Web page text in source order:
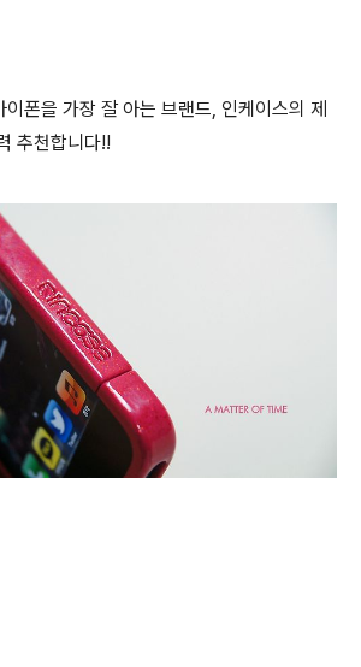
폰을 가장 잘 아는 브랜드, 인케이스의 제
추천합니다!!